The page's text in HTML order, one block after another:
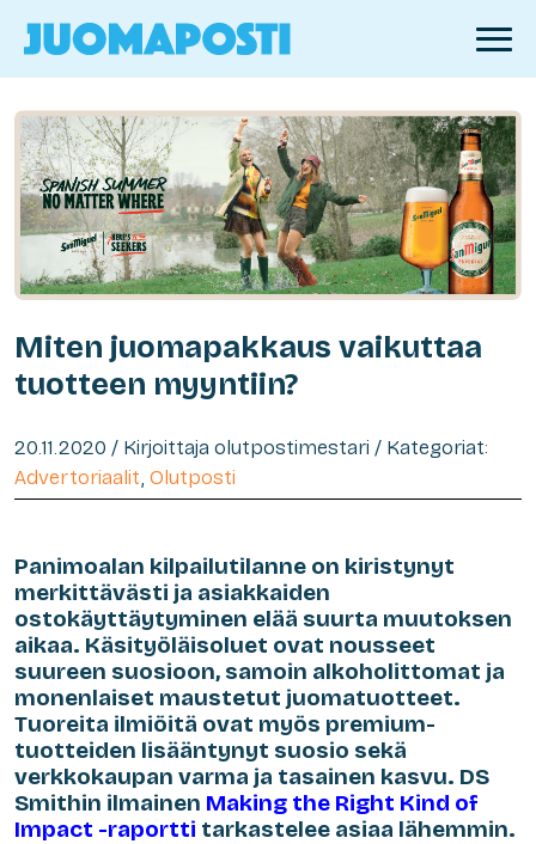
Miten juomapakkaus vaikuttaa
tuotteen myyntiin?
20.11.2020 / Kirjoittaja olutpostimestari / Kategoriat:
Advertoriaalit, Olutposti
Panimoalan kilpailutilanne on kiristynyt
merkittävästi ja asiakkaiden
ostokäyttäytyminen elää suurta muutoksen
aikaa. Käsityöläisoluet ovat nousseet
suureen suosioon, samoin alkoholittomat ja
monenlaiset maustetut juomatuotteet.
Tuoreita ilmiöitä ovat myös premium-
tuotteiden lisääntynyt suosio sekä
verkkokaupan varma ja tasainen kasvu. DS
Smithin ilmainen Making the Right Kind of
Impact -raportti tarkastelee asiaa lähemmin.